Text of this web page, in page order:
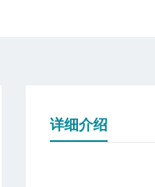
详细介绍